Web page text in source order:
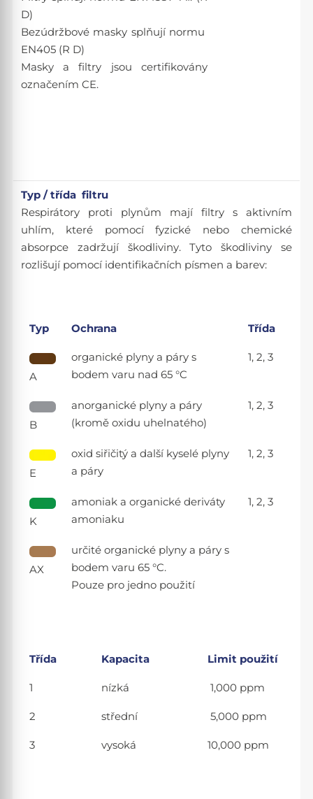
D)
Bezúdržbové masky splňují normu
EN405 (R D)
Masky a filtry jsou certifikovány
označením CE.
Typ / třída filtru
Respirátory proti plynům mají filtry s aktivním
uhlím, které pomocí fyzické nebo chemické
absorpce zadržují škodliviny. Tyto škodliviny se
rozlišují pomocí identifikačních písmen a barev:
Typ Ochrana Třída
A
organické plyny a páry s
bodem varu nad 65 °C
1, 2, 3
B
anorganické plyny a páry
(kromě oxidu uhelnatého)
1, 2, 3
E
oxid siřičitý a další kyselé plyny
a páry
1, 2, 3
K
amoniak a organické deriváty
amoniaku
1, 2, 3
AX
určité organické plyny a páry s
bodem varu 65 °C.
Pouze pro jedno použití
Třída Kapacita Limit použití
1 nízká 1,000 ppm
2 střední 5,000 ppm
3 vysoká 10,000 ppm